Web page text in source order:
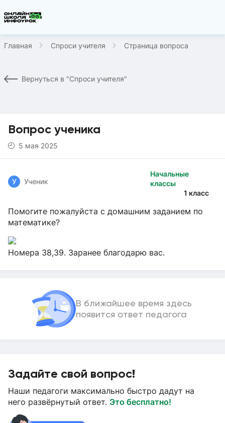
Главная Спроси учителя Страница вопроса
Вернуться в "Спроси учителя"
Вопрос ученика
5 мая 2025
Начальные
классы
1 класс
У Ученик
Помогите пожалуйста с домашним заданием по
математике?
Номера 38,39. Заранее благодарю вас.
В ближайшее время здесь
появится ответ педагога
Задайте свой вопрос!
Наши педагоги максимально быстро дадут на
него развёрнутый ответ. Это бесплатно!